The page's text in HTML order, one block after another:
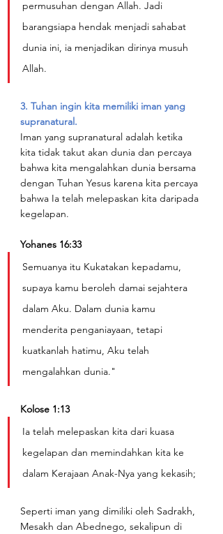
permusuhan dengan Allah. Jadi
barangsiapa hendak menjadi sahabat
dunia ini, ia menjadikan dirinya musuh
Allah.
3. Tuhan ingin kita memiliki iman yang
supranatural.
Iman yang supranatural adalah ketika
kita tidak takut akan dunia dan percaya
bahwa kita mengalahkan dunia bersama
dengan Tuhan Yesus karena kita percaya
bahwa Ia telah melepaskan kita daripada
kegelapan.
Yohanes 16:33
Semuanya itu Kukatakan kepadamu,
supaya kamu beroleh damai sejahtera
dalam Aku. Dalam dunia kamu
menderita penganiayaan, tetapi
kuatkanlah hatimu, Aku telah
mengalahkan dunia."
Kolose 1:13
Ia telah melepaskan kita dari kuasa
kegelapan dan memindahkan kita ke
dalam Kerajaan Anak-Nya yang kekasih;
Seperti iman yang dimiliki oleh Sadrakh,
Mesakh dan Abednego, sekalipun di